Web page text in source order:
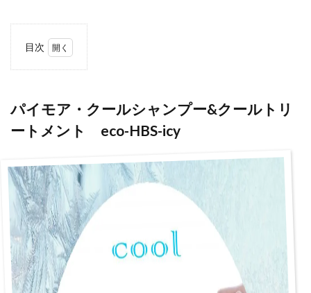
目次
ア・
クー
ルシ
ャン
&ク
ール
トリ
ート
メン
ト
eco-
HBS-
icy
2
パイモア・クールシャンプー&クールトリ
ートメント eco-HBS-icy